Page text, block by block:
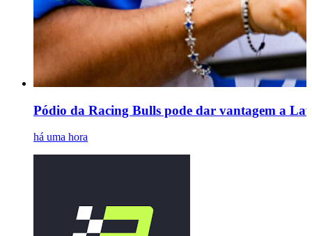
Pódio da Racing Bulls pode dar vantagem a
há uma hora